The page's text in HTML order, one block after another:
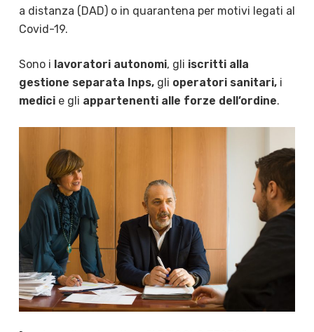
a distanza (DAD) o in quarantena per motivi legati al
Covid-19.
Sono i lavoratori autonomi, gli iscritti alla
gestione separata Inps, gli operatori sanitari,i
medici e gli appartenenti alle forze dell’ordine.